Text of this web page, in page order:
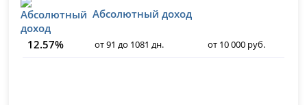
Абсолютный доход
12.57% от 91 до 1081 дн. от 10 000 руб.